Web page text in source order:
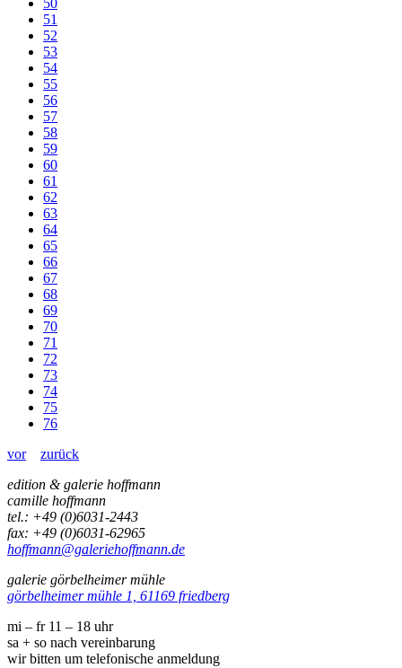
50
51
52
53
54
55
56
57
58
59
60
61
62
63
64
65
66
67
68
69
70
71
72
73
74
75
76
vor
zurück
edition & galerie hoffmann
camille hoffmann
tel.: +49 (0)6031-2443
fax: +49 (0)6031-62965
hoffmann@galeriehoffmann.de
galerie görbelheimer mühle
görbelheimer mühle 1, 61169 friedberg
mi – fr 11 – 18 uhr
sa + so nach vereinbarung
wir bitten um telefonische anmeldung